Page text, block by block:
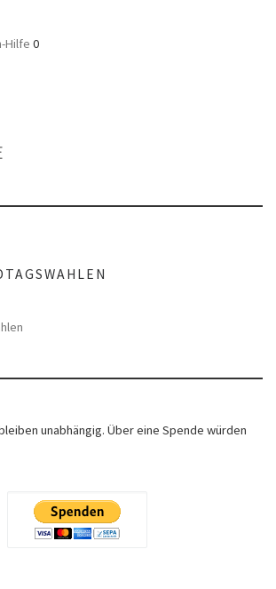
Hilfe 0
unabhängig. Über eine Spende würden